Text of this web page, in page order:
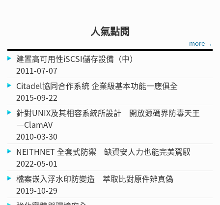
人氣點閱
more →
建置高可用性iSCSI儲存設備（中）
2011-07-07
Citadel協同合作系統 企業級基本功能一應俱全
2015-09-22
針對UNIX及其相容系統所設計 開放源碼界防毒天王
—ClamAV
2010-03-30
NEITHNET 全套式防禦 缺資安人力也能完美駕馭
2022-05-01
檔案嵌入浮水印防變造 萃取比對原件辨真偽
2019-10-29